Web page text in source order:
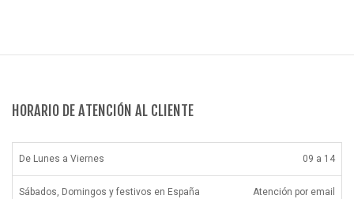
HORARIO DE ATENCIÓN AL CLIENTE
De Lunes a Viernes 09 a 14
Sábados, Domingos y festivos en España Atención por email